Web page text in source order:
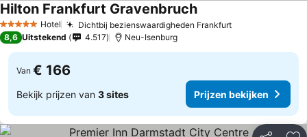
5 Sterren Hotel Dichtbij bezienswaardigheden FrankfurtPrijzen
Hilton Frankfurt GravenbruchPrijzen bekijken
8,6 Uitstekend 4.517 Neu-Isenburg
Van € 166
Bekijk prijzen van 3 sites Prijzen bekijken